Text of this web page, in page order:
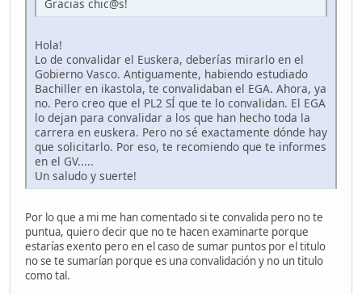
Gracias chic@s!
Hola!
Lo de convalidar el Euskera, deberías mirarlo en el
Gobierno Vasco. Antiguamente, habiendo estudiado
Bachiller en ikastola, te convalidaban el EGA. Ahora, ya
no. Pero creo que el PL2 SÍ que te lo convalidan. El EGA
lo dejan para convalidar a los que han hecho toda la
carrera en euskera. Pero no sé exactamente dónde hay
que solicitarlo. Por eso, te recomiendo que te informes
en el GV.....
Un saludo y suerte!
Por lo que a mi me han comentado si te convalida pero no te
puntua, quiero decir que no te hacen examinarte porque
estarías exento pero en el caso de sumar puntos por el titulo
no se te sumarían porque es una convalidación y no un titulo
como tal.